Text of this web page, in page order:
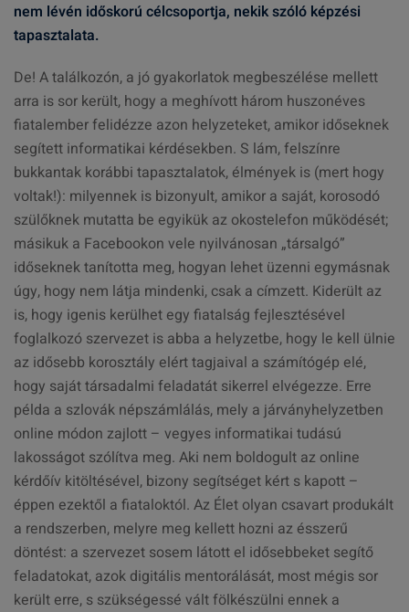
nem lévén időskorú célcsoportja, nekik szóló képzési
tapasztalata.
De! A találkozón, a jó gyakorlatok megbeszélése mellett
arra is sor került, hogy a meghívott három huszonéves
fiatalember felidézze azon helyzeteket, amikor időseknek
segített informatikai kérdésekben. S lám, felszínre
bukkantak korábbi tapasztalatok, élmények is (mert hogy
voltak!): milyennek is bizonyult, amikor a saját, korosodó
szülőknek mutatta be egyikük az okostelefon működését;
másikuk a Facebookon vele nyilvánosan „társalgó”
időseknek tanította meg, hogyan lehet üzenni egymásnak
úgy, hogy nem látja mindenki, csak a címzett. Kiderült az
is, hogy igenis kerülhet egy fiatalság fejlesztésével
foglalkozó szervezet is abba a helyzetbe, hogy le kell ülnie
az idősebb korosztály elért tagjaival a számítógép elé,
hogy saját társadalmi feladatát sikerrel elvégezze. Erre
példa a szlovák népszámlálás, mely a járványhelyzetben
online módon zajlott – vegyes informatikai tudású
lakosságot szólítva meg. Aki nem boldogult az online
kérdőív kitöltésével, bizony segítséget kért s kapott –
éppen ezektől a fiataloktól. Az Élet olyan csavart produkált
a rendszerben, melyre meg kellett hozni az ésszerű
döntést: a szervezet sosem látott el idősebbeket segítő
feladatokat, azok digitális mentorálását, most mégis sor
került erre, s szükségessé vált fölkészülni ennek a